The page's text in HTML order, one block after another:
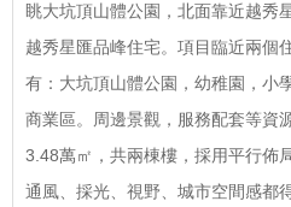
眺大坑頂山體公園，北面靠近越秀
越秀星匯品峰住宅。項目臨近兩個
有：大坑頂山體公園，幼稚園，小
商業區。周邊景觀，服務配套等資
3.48萬㎡，共兩棟樓，採用平行佈
通風、採光、視野、城市空間感都